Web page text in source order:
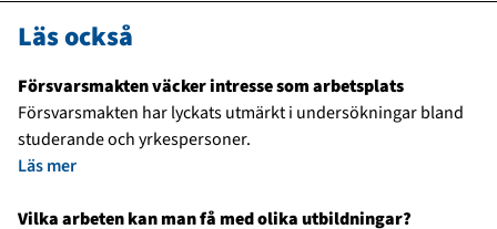
Läs också
Försvarsmakten väcker intresse som arbetsplats
Försvarsmakten har lyckats utmärkt i undersökningar bland
studerande och yrkespersoner.
Läs mer
Vilka arbeten kan man få med olika utbildningar?